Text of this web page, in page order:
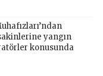
yangın
konusunda